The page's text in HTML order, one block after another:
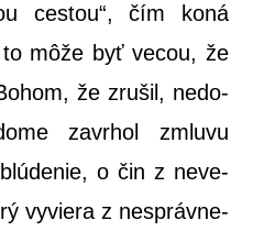
ces­tou“, čím koná
môže byť vecou, že
že zru­šil, nedo­
zavr­hol zmlu­vu
o čin z neve­
vyvie­ra z nespráv­ne­